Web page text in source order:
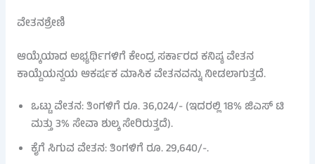
ವೇತನಶ್ರೇಣಿ
ಆಯ್ಕೆಯಾದ ಅಭ್ಯರ್ಥಿಗಳಿಗೆ ಕೇಂದ್ರ ಸರ್ಕಾರದ ಕನಿಷ್ಠ ವೇತನ
ಕಾಯ್ದೆಯನ್ವಯ ಆಕರ್ಷಕ ಮಾಸಿಕ ವೇತನವನ್ನು ನೀಡಲಾಗುತ್ತದೆ.
ಒಟ್ಟು ವೇತನ: ತಿಂಗಳಿಗೆ ರೂ. 36,024/- (ಇದರಲ್ಲಿ 18% ಜಿಎಸ್ ಟಿ
ಮತ್ತು 3% ಸೇವಾ ಶುಲ್ಕ ಸೇರಿರುತ್ತದೆ).
ಕೈಗೆ ಸಿಗುವ ವೇತನ: ತಿಂಗಳಿಗೆ ರೂ. 29,640/-.